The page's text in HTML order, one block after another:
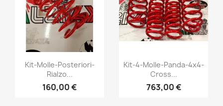
Vista rápida
+1
Kit-Molle-Posteriori-
Rialzo...
160,00 €
Vista rápida
+1
Kit-4-Molle-Panda-4x4-
Cross...
763,00 €